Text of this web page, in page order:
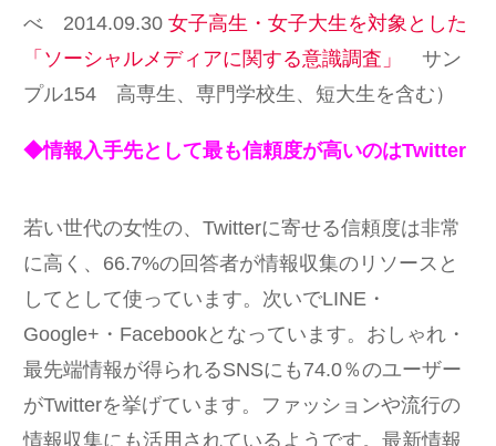
べ 2014.09.30 女子高生・女子大生を対象とした
「ソーシャルメディアに関する意識調査」
サン
プル154 高専生、専門学校生、短大生を含む）
◆情報入手先として最も信頼度が高いのはTwitter
若い世代の女性の、Twitterに寄せる信頼度は非常
に高く、66.7%の回答者が情報収集のリソースと
してとして使っています。次いでLINE・
Google+・Facebookとなっています。おしゃれ・
最先端情報が得られるSNSにも74.0％のユーザー
がTwitterを挙げています。ファッションや流行の
情報収集にも活用されているようです。最新情報